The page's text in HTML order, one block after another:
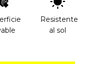
Resistente
al sol